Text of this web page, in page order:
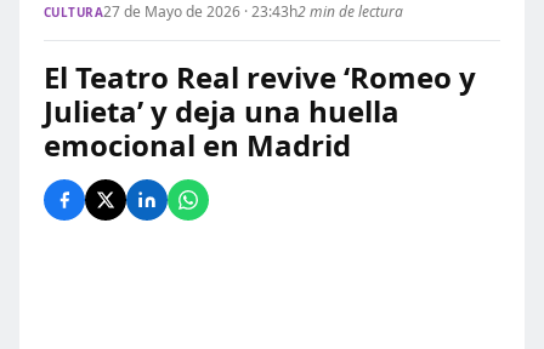
CULTURA27 de Mayo de 2026 · 23:43h2 min de lectura
El Teatro Real revive ‘Romeo y
Julieta’ y deja una huella
emocional en Madrid